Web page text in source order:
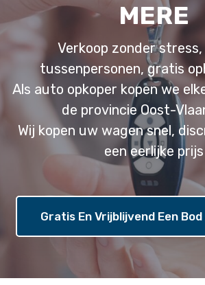
MERE
Verkoop zonder
tussenpersonen, gratis
Als auto opkoper kopen we
de provincie Oost-
Wij kopen uw wagen snel,
een eerlijke prijs
Gratis En Vrijblijvend Een